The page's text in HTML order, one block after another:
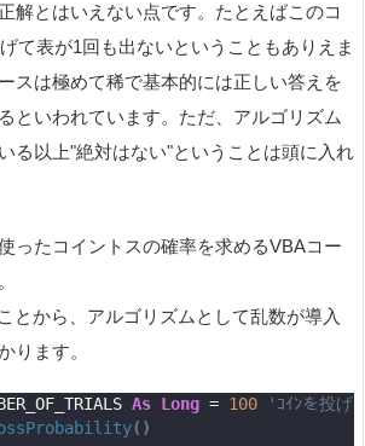
解とはいえない点です。たとえばこのコ
て表が1回も出ないということもありえま
スは極めて稀で基本的には正しい答えを
といわれています。ただ、アルゴリズム
る以上"絶対はない"ということは頭に入れ
ったコイントスの確率を求めるVBAコー
とから、アルゴリズムとして乱数が導入
ります。
As Long = 100
'ｺｲﾝを投げ
()